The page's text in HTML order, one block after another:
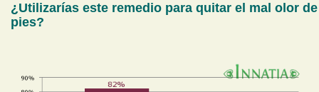
¿Utilizarías este remedio para quitar el mal olor de
pies?